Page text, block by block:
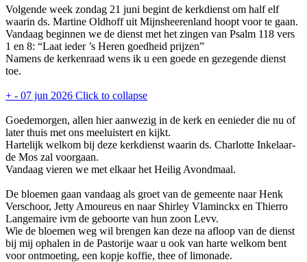
Volgende week zondag 21 juni begint de kerkdienst om half elf
waarin ds. Martine Oldhoff uit Mijnsheerenland hoopt voor te gaan.
Vandaag beginnen we de dienst met het zingen van Psalm 118 vers
1 en 8: “Laat ieder ’s Heren goedheid prijzen”
Namens de kerkenraad wens ik u een goede en gezegende dienst
toe.
+ - 07 jun 2026 Click to collapse
Goedemorgen, allen hier aanwezig in de kerk en eenieder die nu of
later thuis met ons meeluistert en kijkt.
Hartelijk welkom bij deze kerkdienst waarin ds. Charlotte Inkelaar-
de Mos zal voorgaan.
Vandaag vieren we met elkaar het Heilig Avondmaal.
De bloemen gaan vandaag als groet van de gemeente naar Henk
Verschoor, Jetty Amoureus en naar Shirley Vlaminckx en Thierro
Langemaire ivm de geboorte van hun zoon Levv.
Wie de bloemen weg wil brengen kan deze na afloop van de dienst
bij mij ophalen in de Pastorije waar u ook van harte welkom bent
voor ontmoeting, een kopje koffie, thee of limonade.